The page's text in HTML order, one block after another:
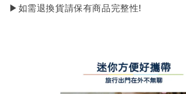
▶如需退換貨請保有商品完整性!